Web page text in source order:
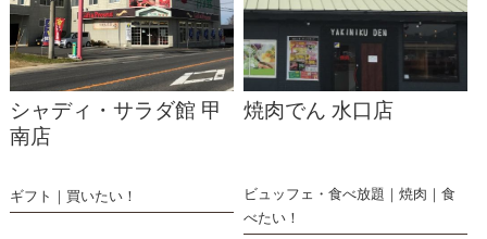
シャディ・サラダ館 甲
南店
ギフト 買いたい！
焼肉でん 水口店
ビュッフェ・食べ放題 焼肉
食
べたい！